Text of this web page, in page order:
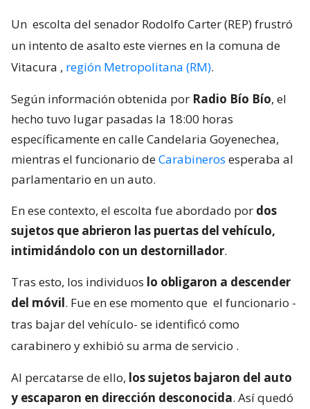
Un escolta del senador Rodolfo Carter (REP) frustró
un intento de asalto este viernes en la comuna de
Vitacura , región Metropolitana (RM).
Según información obtenida por Radio Bío Bío, el
hecho tuvo lugar pasadas la 18:00 horas
específicamente en calle Candelaria Goyenechea,
mientras el funcionario deCarabineros esperaba al
parlamentario en un auto.
En ese contexto, el escolta fue abordado por dos
sujetos que abrieron las puertas del vehículo,
intimidándolo con un destornillador.
Tras esto, los individuos lo obligaron a descender
del móvil. Fue en ese momento que el funcionario -
tras bajar del vehículo- se identificó como
carabinero y exhibió su arma de servicio .
Al percatarse de ello, los sujetos bajaron del auto
y escaparon en dirección desconocida. Así quedó